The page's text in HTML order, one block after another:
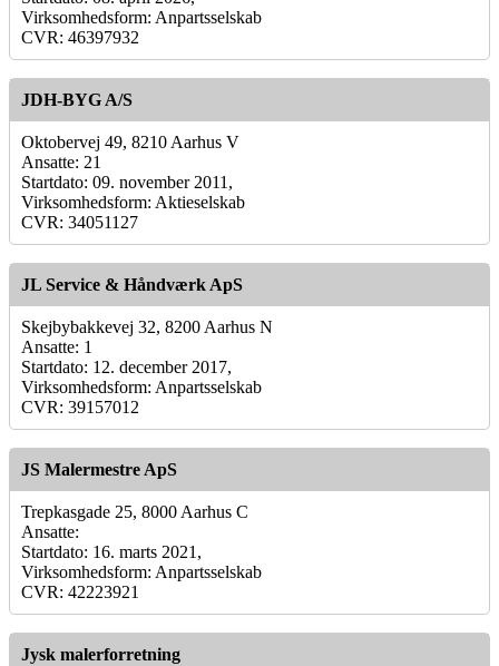
Virksomhedsform: Anpartsselskab
CVR: 46397932
JDH-BYG A/S
Oktobervej 49, 8210 Aarhus V
Ansatte: 21
Startdato: 09. november 2011,
Virksomhedsform: Aktieselskab
CVR: 34051127
JL Service & Håndværk ApS
Skejbybakkevej 32, 8200 Aarhus N
Ansatte: 1
Startdato: 12. december 2017,
Virksomhedsform: Anpartsselskab
CVR: 39157012
JS Malermestre ApS
Trepkasgade 25, 8000 Aarhus C
Ansatte:
Startdato: 16. marts 2021,
Virksomhedsform: Anpartsselskab
CVR: 42223921
Jysk malerforretning